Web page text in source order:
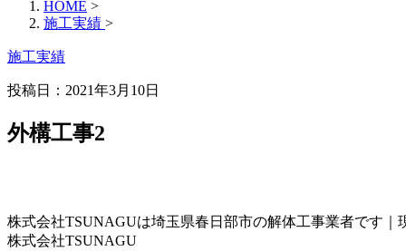
HOME >
施工実績 >
施工実績
投稿日：2021年3月10日
外構工事2
株式会社TSUNAGUは埼玉県春日部市の解体工事業者です｜
株式会社TSUNAGU